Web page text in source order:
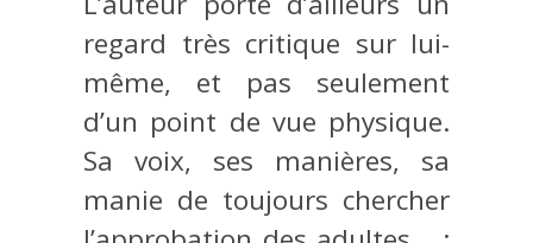
regard très critique sur lui-
même, et pas seulement
d’un point de vue physique.
Sa voix, ses manières, sa
manie de toujours chercher